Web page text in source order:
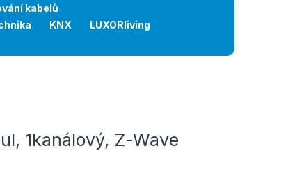
kabelů
KNX LUXORliving
1kanálový, Z-Wave